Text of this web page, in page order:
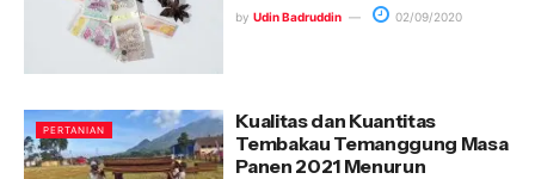
by Udin Badruddin 02/09/2020
PERTANIAN
Kualitas dan Kuantitas
Tembakau Temanggung Masa
Panen 2021 Menurun